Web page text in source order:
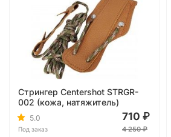
Стрингер Centershot STRGR-
002 (кожа, натяжитель)
5.0
Под заказ
710
4 250